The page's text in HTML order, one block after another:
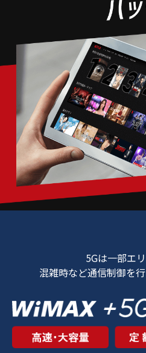
5Gは一部エ
混雑時など通信制御を